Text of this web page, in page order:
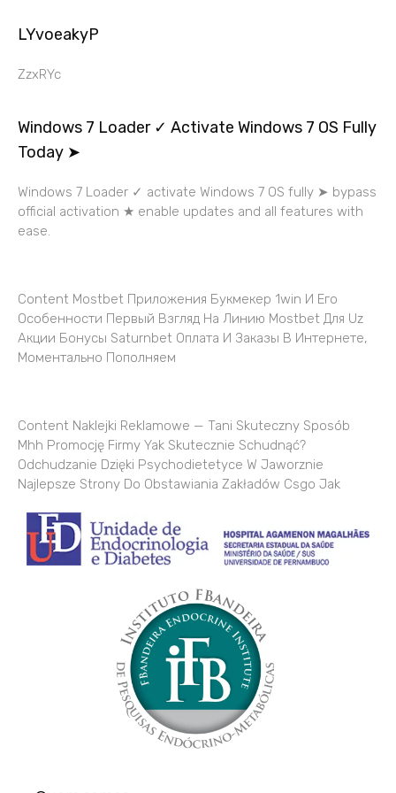
LYvoeakyP
ZzxRYc
Windows 7 Loader ✓ Activate Windows 7 OS Fully
Today ➤
Windows 7 Loader ✓ activate Windows 7 OS fully ➤ bypass
official activation ★ enable updates and all features with
ease.
Content Mostbet Приложения Букмекер 1win И Его
Особенности Первый Взгляд На Линию Mostbet Для Uz
Акции Бонусы Saturnbet Оплата И Заказы В Интернете,
Моментально Пополняем
Content Naklejki Reklamowe — Tani Skuteczny Sposób
Mhh Promocję Firmy Yak Skutecznie Schudnąć?
Odchudzanie Dzięki Psychodietetyce W Jaworznie
Najlepsze Strony Do Obstawiania Zakładów Csgo Jak